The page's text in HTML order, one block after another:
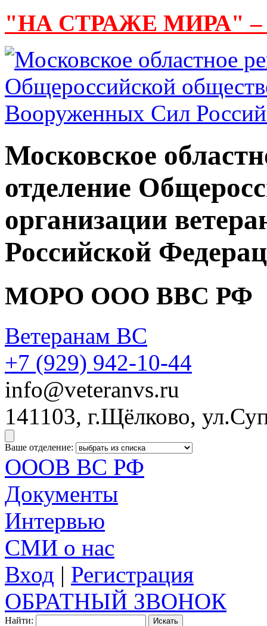
"НА СТРАЖЕ МИРА"
Московское
отделение
организации
Российской
МОРО ООО ВВС РФ
Ветеранам ВС
+7 (929) 942-10-44
info@veteranvs.ru
141103, г.Щёлково,
Ваше отделение:
ОООВ ВС РФ
Документы
Интервью
СМИ о нас
Вход | Регистрация
ОБРАТНЫЙ ЗВОНОК
Найти: